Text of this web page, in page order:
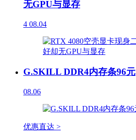
无GPU与显存
4 08.04
G.SKILL DDR4内存条96元
08.06
优惠直达 >